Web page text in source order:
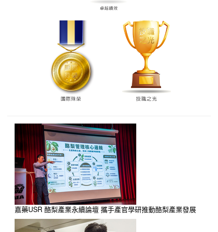
嘉藥USR 酪梨產業永續論壇 攜手產官學研推動酪梨產業發展